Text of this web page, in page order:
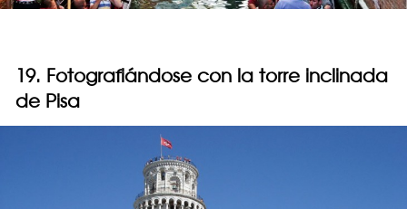
19. Fotografiándose con la torre inclinada
de Pisa